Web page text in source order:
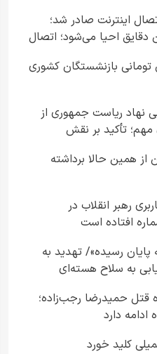
اینترنت صادر شد؛
دقایق احیا می‌شود؛ اتصال
وام ۷۵ میلیون تومانی بازنشستگان کشوری
نهاد ریاست جمهوری از
مهم؛ تأکید بر نقش
ارتقای آگاهی عمومی
از همین حالا برداشته
رهبر انقلاب در
افتاده است​
رسیده»/ تهدید به
به سلاح هسته‌ای
پرونده قتل حمیدرضا رجب‌زاده؛
ادامه دارد
کلید خورد